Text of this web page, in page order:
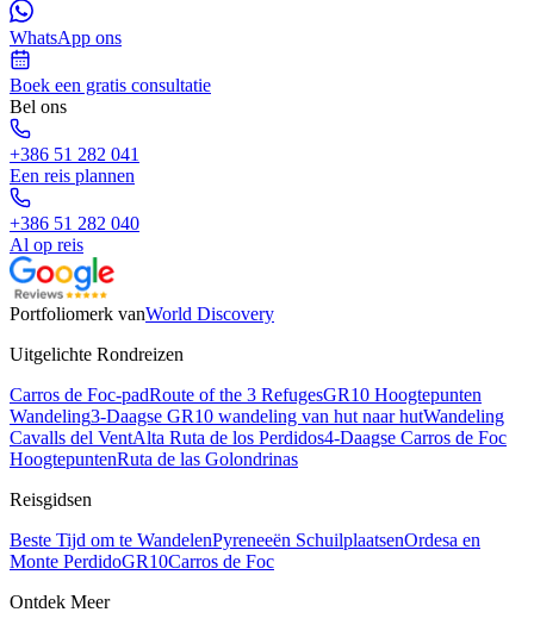
WhatsApp ons
Boek een gratis consultatie
Bel ons
+386 51 282 041
Een reis plannen
+386 51 282 040
Al op reis
Portfoliomerk vanWorld Discovery
Uitgelichte Rondreizen
Carros de Foc-padRoute of the 3 RefugesGR10 Hoogtepunten
Wandeling3-Daagse GR10 wandeling van hut naar hutWandeling
Cavalls del VentAlta Ruta de los Perdidos4-Daagse Carros de Foc
HoogtepuntenRuta de las Golondrinas
Reisgidsen
Beste Tijd om te WandelenPyreneeën SchuilplaatsenOrdesa en
Monte PerdidoGR10Carros de Foc
Ontdek Meer